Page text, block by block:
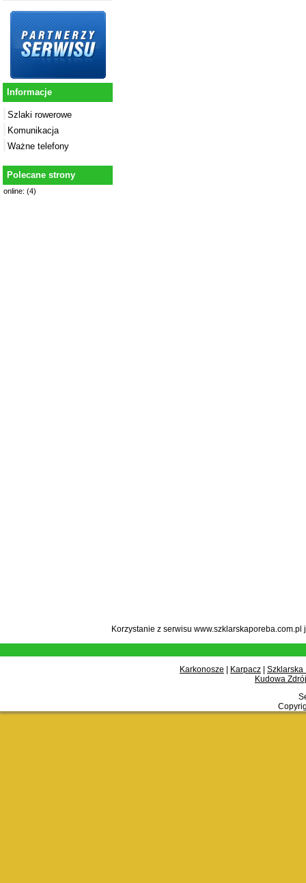
Informacje
Szlaki rowerowe
Komunikacja
Ważne telefony
Polecane strony
online: (4)
Korzystanie z serwisu
Karkonosze Karpacz
Szklarska
Kudowa